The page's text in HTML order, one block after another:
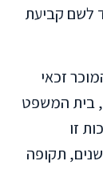
לשם קביעת
זכאי
בית המשפט
זו
תקופה